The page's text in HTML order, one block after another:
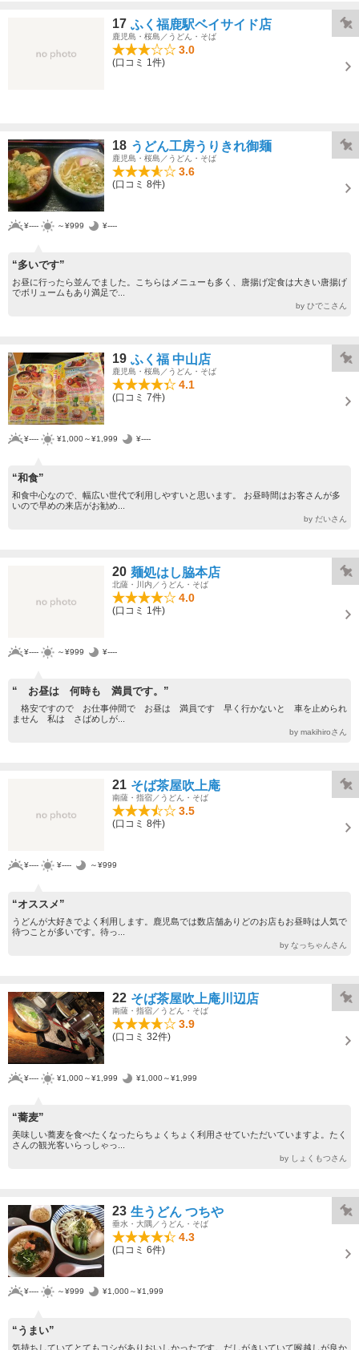
17 ふく福鹿駅ベイサイド店
鹿児島・桜島／うどん・そば
3.0
(口コミ 1件)
18 うどん工房うりきれ御麺
鹿児島・桜島／うどん・そば
3.6
(口コミ 8件)
¥---- ～¥999 ¥----
“多いです”
お昼に行ったら並んでました。こちらはメニューも多く、唐揚げ定食は大きい唐揚げ
でボリュームもあり満足で...
by ひでこさん
19 ふく福 中山店
鹿児島・桜島／うどん・そば
4.1
(口コミ 7件)
¥---- ¥1,000～¥1,999 ¥----
“和食”
和食中心なので、幅広い世代で利用しやすいと思います。 お昼時間はお客さんが多
いので早めの来店がお勧め...
by だいさん
20 麺処はし脇本店
北薩・川内／うどん・そば
4.0
(口コミ 1件)
¥---- ～¥999 ¥----
“ お昼は 何時も 満員です。”
格安ですので お仕事仲間で お昼は 満員です 早く行かないと 車を止められ
ません 私は さばめしが...
by makihiroさん
21 そば茶屋吹上庵
南薩・指宿／うどん・そば
3.5
(口コミ 8件)
¥---- ¥---- ～¥999
“オススメ”
うどんが大好きでよく利用します。鹿児島では数店舗ありどのお店もお昼時は人気で
待つことが多いです。待っ...
by なっちゃんさん
22 そば茶屋吹上庵川辺店
南薩・指宿／うどん・そば
3.9
(口コミ 32件)
¥---- ¥1,000～¥1,999 ¥1,000～¥1,999
“蕎麦”
美味しい蕎麦を食べたくなったらちょくちょく利用させていただいていますよ。たく
さんの観光客いらっしゃっ...
by しょくもつさん
23 生うどん つちや
垂水・大隅／うどん・そば
4.3
(口コミ 6件)
¥---- ～¥999 ¥1,000～¥1,999
“うまい”
気持ちしていてとてもコシがありおいしかったです。だしがきいていて喉越しが良か